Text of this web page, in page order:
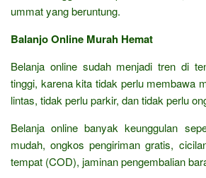
ummat yang beruntung.
Balanjo Online Murah Hemat
Belanja online sudah menjadi tren di
tinggi, karena kita tidak perlu membawa
lintas, tidak perlu parkir, dan tidak perlu
Belanja online banyak keunggulan
mudah, ongkos pengiriman gratis,
tempat (COD), jaminan pengembalian